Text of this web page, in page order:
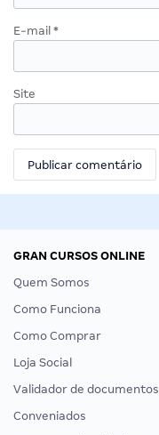
E-mail *
Site
GRAN CURSOS ONLINE
Quem Somos
Como Funciona
Como Comprar
Loja Social
Validador de documentos
Conveniados